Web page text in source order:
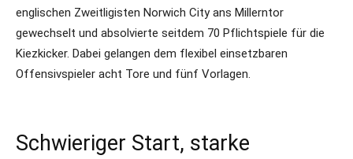
englischen Zweitligisten Norwich City ans Millerntor
gewechselt und absolvierte seitdem 70 Pflichtspiele für die
Kiezkicker. Dabei gelangen dem flexibel einsetzbaren
Offensivspieler acht Tore und fünf Vorlagen.
Schwieriger Start, starke